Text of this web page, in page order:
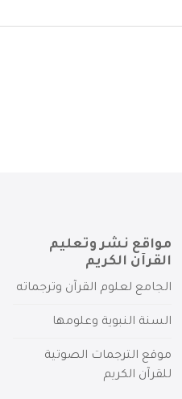
مواقع نشر وتعليم
القرآن الكريم
الجامع لعلوم القرآن وترجماته
السنة النبوية وعلومها
موقع الترجمات الصوتية
للقرآن الكريم